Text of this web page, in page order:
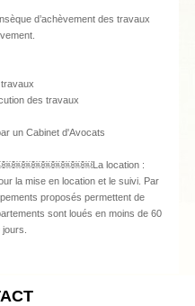
d’achèvement des travaux
des travaux
un Cabinet d'Avocats
location :
la mise en location et le suivi. Par
proposés permettent de
sont loués en moins de 60